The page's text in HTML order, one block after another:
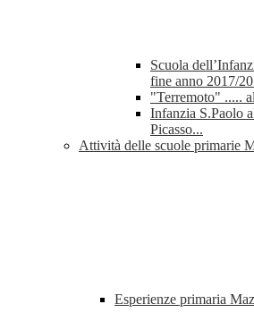
Scuola
fine anno 2017/
"Terremoto" .....
Infanzia S.Paolo
Picasso...
Attività delle scuole primarie
Esperienze primaria